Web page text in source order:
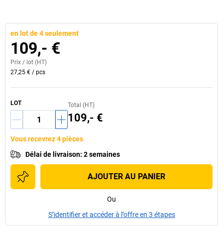
en lot de 4 seulement
109,- €
Prix / lot (HT)
27,25 € / pcs
LOT Total (HT)
109,- €
Vous recevrez 4 pièces
Délai de livraison: 2 semaines
AJOUTER AU PANIER
Ou
S’identifier et accéder à l’offre en 3 étapes